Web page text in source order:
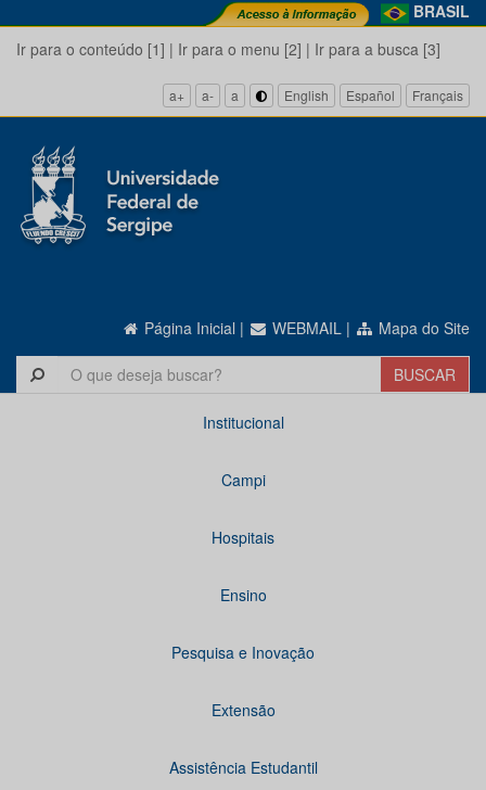
BRASIL
Ir para o conteúdo [1] | Ir para o menu [2] | Ir para a busca [3]
a+ a- a English Español Français
Página Inicial | WEBMAIL | Mapa do Site
Institucional
Campi
Hospitais
Ensino
Pesquisa e Inovação
Extensão
Assistência Estudantil